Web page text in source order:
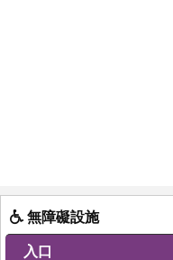
無障礙設施
入口